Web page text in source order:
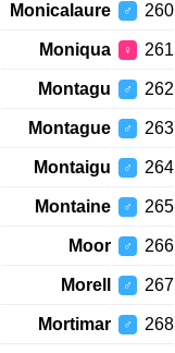
260
♂
Monicalaure
261
♀
Moniqua
262
♂
Montagu
263
♂
Montague
264
♂
Montaigu
265
♂
Montaine
266
♂
Moor
267
♂
Morell
268
♂
Mortimar